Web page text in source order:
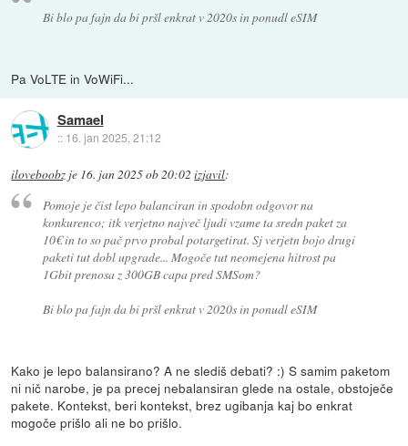
Bi blo pa fajn da bi pršl enkrat v 2020s in ponudl eSIM
Pa VoLTE in VoWiFi...
Samael
:: 16. jan 2025, 21:12
iloveboobz je 16. jan 2025 ob 20:02 izjavil:
Pomoje je čist lepo balanciran in spodobn odgovor na
konkurenco; itk verjetno največ ljudi vzame ta sredn paket za
10€ in to so pač prvo probal potargetirat. Sj verjetn bojo drugi
paketi tut dobl upgrade... Mogoče tut neomejena hitrost pa
1Gbit prenosa z 300GB capa pred SMSom?
Bi blo pa fajn da bi pršl enkrat v 2020s in ponudl eSIM
Kako je lepo balansirano? A ne slediš debati? :) S samim paketom
ni nič narobe, je pa precej nebalansiran glede na ostale, obstoječe
pakete. Kontekst, beri kontekst, brez ugibanja kaj bo enkrat
mogoče prišlo ali ne bo prišlo.